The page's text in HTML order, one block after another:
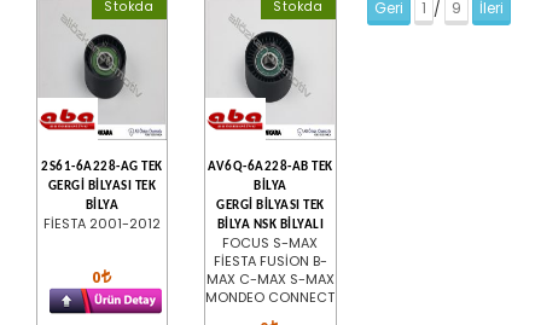
Stokda
2S61-6A228-AG TEK
GERGİ BİLYASI TEK
BİLYA
FİESTA 2001-2012
0
Stokda
AV6Q-6A228-AB TEK
BİLYA
GERGİ BİLYASI TEK
BİLYA NSK BİLYALI
FOCUS S-MAX
FİESTA FUSİON B-
MAX C-MAX S-MAX
MONDEO CONNECT
Geri 1 / 9 İleri